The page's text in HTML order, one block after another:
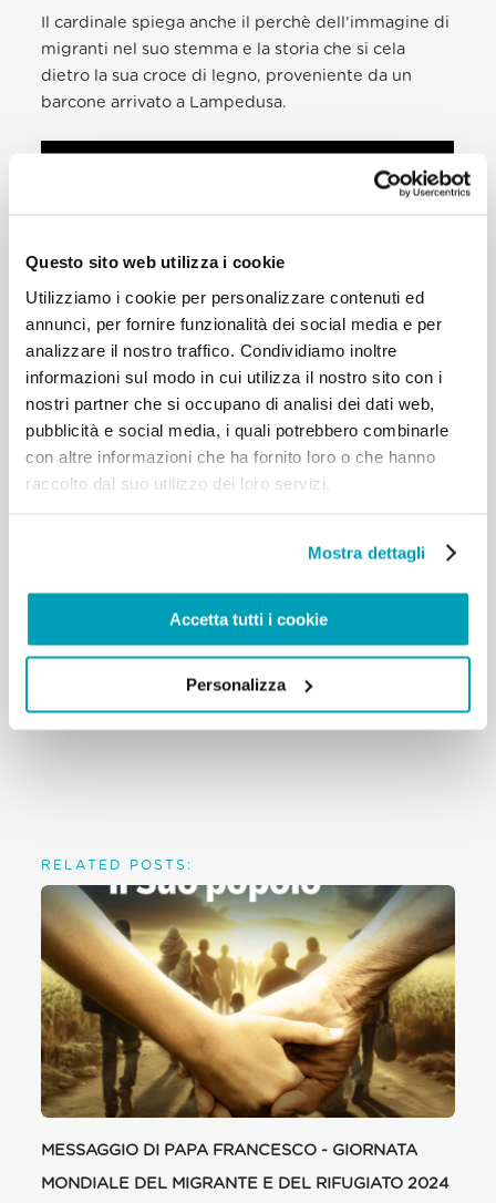
Questo sito web utilizza i cookie
Utilizziamo i cookie per personalizzare contenuti ed
annunci, per fornire funzionalità dei social media e per
analizzare il nostro traffico. Condividiamo inoltre
informazioni sul modo in cui utilizza il nostro sito con i
nostri partner che si occupano di analisi dei dati web,
pubblicità e social media, i quali potrebbero combinarle
con altre informazioni che ha fornito loro o che hanno
raccolto dal suo utilizzo dei loro servizi.
Mostra dettagli
Accetta tutti i cookie
Personalizza
Il cardinale spiega anche il perchè dell’immagine di
migranti nel suo stemma e la storia che si cela
dietro la sua croce di legno, proveniente da un
barcone arrivato a Lampedusa.
Card Michael con i giovani Rifugiati del Centro
Astalli (JRS)
RELATED POSTS:
MESSAGGIO DI PAPA FRANCESCO - GIORNATA
MONDIALE DEL MIGRANTE E DEL RIFUGIATO 2024